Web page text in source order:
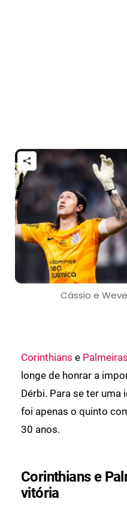
Cássio e
Corinthians e Palmeiras
longe de honrar a
Dérbi. Para se ter uma
foi apenas o quinto
30 anos.
Corinthians e
vitória